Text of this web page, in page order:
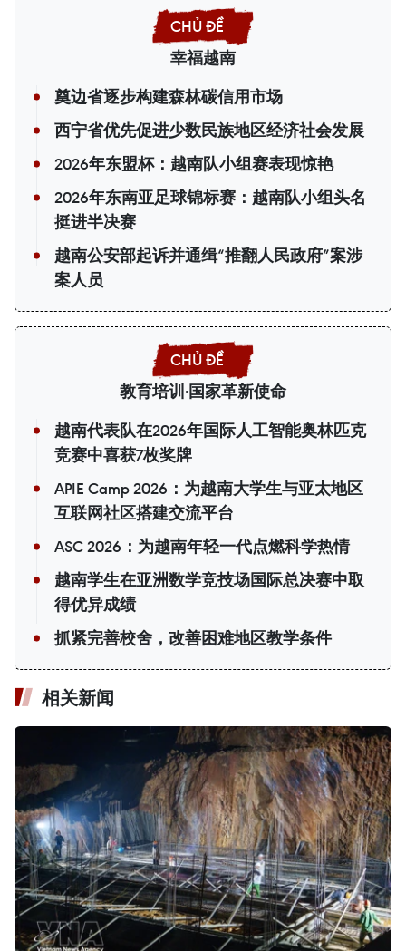
幸福越南
奠边省逐步构建森林碳信用市场
西宁省优先促进少数民族地区经济社会发展
2026年东盟杯：越南队小组赛表现惊艳
2026年东南亚足球锦标赛：越南队小组头名
挺进半决赛
越南公安部起诉并通缉“推翻人民政府”案涉
案人员
教育培训·国家革新使命
越南代表队在2026年国际人工智能奥林匹克
竞赛中喜获7枚奖牌
APIE Camp 2026：为越南大学生与亚太地区
互联网社区搭建交流平台
ASC 2026：为越南年轻一代点燃科学热情
越南学生在亚洲数学竞技场国际总决赛中取
得优异成绩
抓紧完善校舍，改善困难地区教学条件
相关新闻